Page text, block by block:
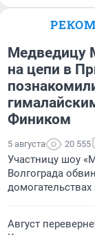
на цепи в
Фиником
5 августа 20 555
Участницу шоу
Волгограда
Август